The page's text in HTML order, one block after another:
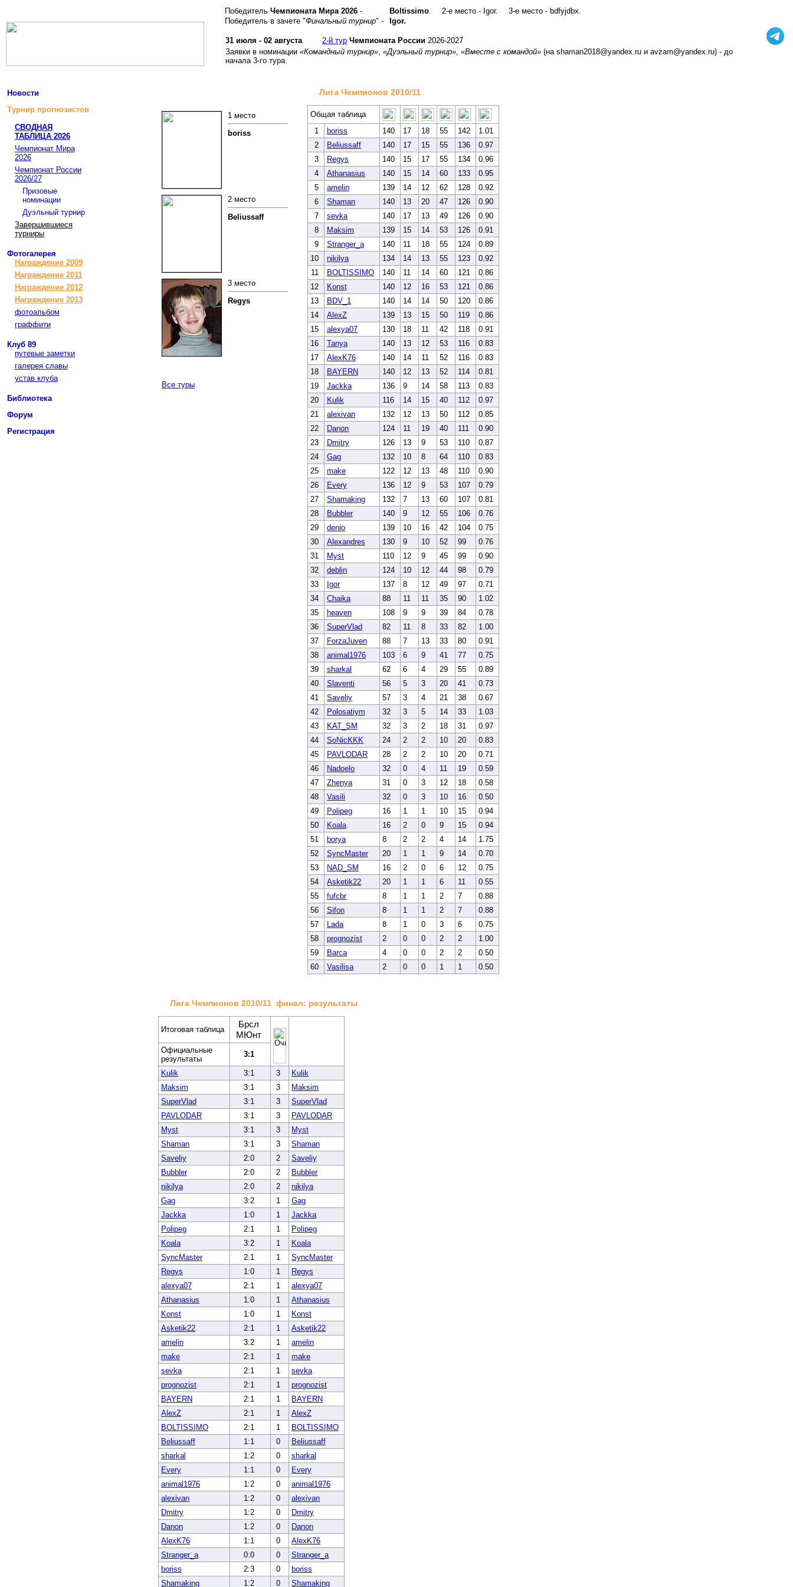
Победитель Чемпионата Мира 2026 - Boltissimo. 2-е место - Igor.
3-е место - bdfyjdbx.
Победитель в зачете "Финальный турнир" - Igor.
31 июля - 02 августа 2-й тур Чемпионата России 2026-2027
Заявки в номинации «Командный турнир», «Дуэльный турнир», «Вместе с командой» (на shaman2018@yandex.ru и avzam@yandex.ru) - до
начала 3-го тура.
Новости
Турнир прогнозистов
СВОДНАЯ
ТАБЛИЦА 2026
Чемпионат Мира
2026
Чемпионат России
2026/27
Призовые
номинации
Дуэльный турнир
Завершившиеся
турниры
Фотогалерея
Награждение 2009
Награждение 2011
Награждение 2012
Награждение 2013
фотоальбом
граффити
Клуб 89
путевые заметки
галерея славы
устав клуба
Библиотека
Форум
Регистрация
1 место
boriss
2 место
Beliussaff
3 место
Regys
Все туры
Лига Чемпионов 2010/11
Общая таблица
1
boriss 140 17 18 55 142
1.01
2
Beliussaff 140 17 15 55 136
0.97
3
Regys 140 15 17 55 134
0.96
4
Athanasius 140 15 14 60 133
0.95
5
amelin 139 14 12 62 128
0.92
6
Shaman 140 13 20 47 126
0.90
7
sevka 140 17 13 49 126
0.90
8
Maksim 139 15 14 53 126
0.91
9
Stranger_a 140 11 18 55 124
0.89
10
nikilya 134 14 13 55 123
0.92
11
BOLTISSIMO 140 11 14 60 121
0.86
12
Konst 140 12 16 53 121
0.86
13
BDV_1 140 14 14 50 120
0.86
14
AlexZ 139 13 15 50 119
0.86
15
alexya07 130 18 11 42 118
0.91
16
Tanya 140 13 12 53 116
0.83
17
AlexK76 140 14 11 52 116
0.83
18
BAYERN 140 12 13 52 114
0.81
19
Jackka 136 9 14 58 113
0.83
20
Kulik 116 14 15 40 112
0.97
21
alexivan 132 12 13 50 112
0.85
22
Danon 124 11 19 40 111
0.90
23
Dmitry 126 13 9 53 110
0.87
24
Gag 132 10 8 64 110
0.83
25
make 122 12 13 48 110
0.90
26
Every 136 12 9 53 107
0.79
27
Shamaking 132 7 13 60 107
0.81
28
Bubbler 140 9 12 55 106
0.76
29
denio 139 10 16 42 104
0.75
30
Alexandres 130 9 10 52 99
0.76
31
Myst 110 12 9 45 99
0.90
32
deblin 124 10 12 44 98
0.79
33
Igor 137 8 12 49 97
0.71
34
Chaika 88 11 11 35 90
1.02
35
heaven 108 9 9 39 84
0.78
36
SuperVlad 82 11 8 33 82
1.00
37
ForzaJuven 88 7 13 33 80
0.91
38
animal1976 103 6 9 41 77
0.75
39
sharkal 62 6 4 29 55
0.89
40
Slaventi 56 5 3 20 41
0.73
41
Saveliy 57 3 4 21 38
0.67
42
Polosatiym 32 3 5 14 33
1.03
43
KAT_SM 32 3 2 18 31
0.97
44
SoNicKKK 24 2 2 10 20
0.83
45
PAVLODAR 28 2 2 10 20
0.71
46
Nadoelo 32 0 4 11 19
0.59
47
Zhenya 31 0 3 12 18
0.58
48
Vasili 32 0 3 10 16
0.50
49
Polipeg 16 1 1 10 15
0.94
50
Koala 16 2 0 9 15
0.94
51
borya 8 2 2 4 14
1.75
52
SyncMaster 20 1 1 9 14
0.70
53
NAD_SM 16 2 0 6 12
0.75
54
Asketik22 20 1 1 6 11
0.55
55
fufcbr 8 1 1 2 7
0.88
56
Sifon 8 1 1 2 7
0.88
57
Lada 8 1 0 3 6
0.75
58
prognozist 2 0 0 2 2
1.00
59
Barca 4 0 0 2 2
0.50
60
Vasilisa 2 0 0 1 1 0.50
Лига Чемпионов 2010/11 финал: результаты
Итоговая таблица
Брсл
МЮнт
Официальные
результаты
3:1
Kulik 3:1 3
Kulik
Maksim
3:1 3
Maksim
SuperVlad
3:1 3
SuperVlad
PAVLODAR
3:1 3
PAVLODAR
Myst
3:1 3
Myst
Shaman
3:1 3
Shaman
Saveliy
2:0 2
Saveliy
Bubbler
2:0 2
Bubbler
nikilya
2:0 2
nikilya
Gag
3:2 1
Gag
Jackka
1:0 1
Jackka
Polipeg
2:1 1
Polipeg
Koala
3:2 1
Koala
SyncMaster
2:1 1
SyncMaster
Regys
1:0 1
Regys
alexya07
2:1 1
alexya07
Athanasius
1:0 1
Athanasius
Konst
1:0 1
Konst
Asketik22
2:1 1
Asketik22
amelin
3:2 1
amelin
make
2:1 1
make
sevka
2:1 1
sevka
prognozist
2:1 1
prognozist
BAYERN
2:1 1
BAYERN
AlexZ
2:1 1
AlexZ
BOLTISSIMO
2:1 1
BOLTISSIMO
Beliussaff
1:1 0
Beliussaff
sharkal
1:2 0
sharkal
Every
1:1 0
Every
animal1976
1:2 0
animal1976
alexivan
1:2 0
alexivan
Dmitry
1:2 0
Dmitry
Danon
1:2 0
Danon
AlexK76
1:1 0
AlexK76
Stranger_a
0:0 0
Stranger_a
boriss
2:3 0
boriss
Shamaking
1:2 0 Shamaking